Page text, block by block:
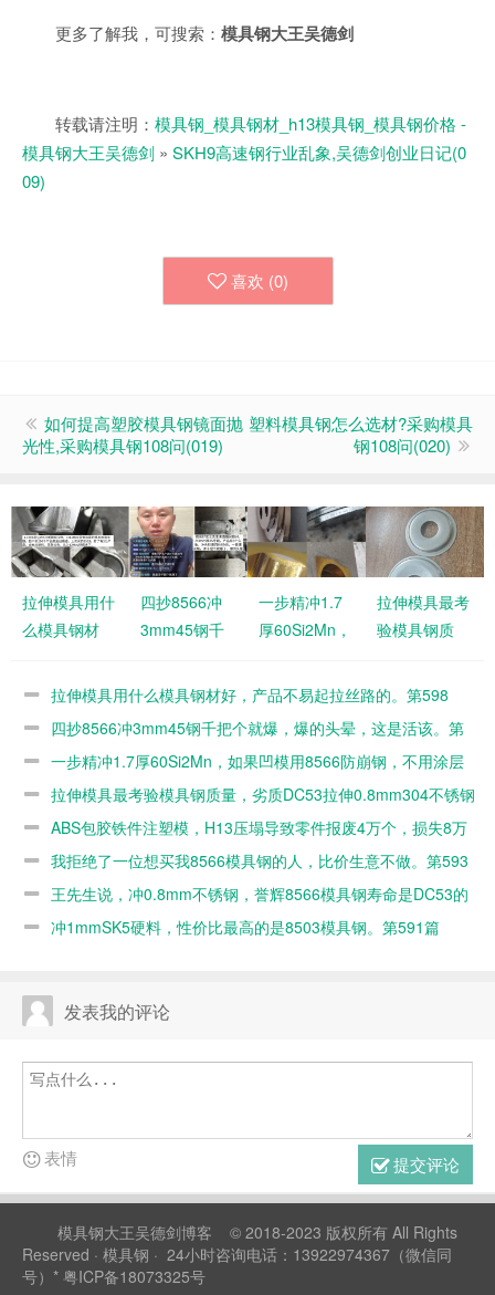
更多了解我，可搜索： 模具钢大王吴德剑
转载请注明： 模具钢_模具钢材_h13模具钢_模具钢价格 -
模具钢大王吴德剑 » SKH9高速钢行业乱象,吴德剑创业日记(0
09)
喜欢 (0)
如何提高塑胶模具钢镜面抛
光性,采购模具钢108问(019)
塑料模具钢怎么选材?采购模具
钢108问(020)
拉伸模具用什
么模具钢材
起拉丝路的。
四抄8566冲
3mm45钢千
的头晕，这是
篇
一步精冲1.7
厚60Si2Mn，
8566防崩
的。第596篇
拉伸模具最考
验模具钢质
DC53拉伸
锈钢几百个就
毛了。第595
篇
拉伸模具用什么模具钢材好，产品不易起拉丝路的。第598
篇
四抄8566冲3mm45钢千把个就爆，爆的头晕，这是活该。第
597篇一步精冲1.7厚60Si2Mn，如果凹模用8566防崩钢，不用涂层
的。第596篇
拉伸模具最考验模具钢质量，劣质DC53拉伸0.8mm304不锈钢
几百个就毛了。第595篇
ABS包胶铁件注塑模，H13压塌导致零件报废4万个，损失8万
元。第594篇
我拒绝了一位想买我8566模具钢的人，比价生意不做。第593
篇
王先生说，冲0.8mm不锈钢，誉辉8566模具钢寿命是DC53的
10倍。第592篇
冲1mmSK5硬料，性价比最高的是8503模具钢。第591篇
发表我的评论
提交评论
表情
模具钢大王吴德剑博客 © 2018-2023 版权所有 All Rights
Reserved · 模具钢 · 24小时咨询电话：13922974367（微信同
号）* 粤ICP备18073325号